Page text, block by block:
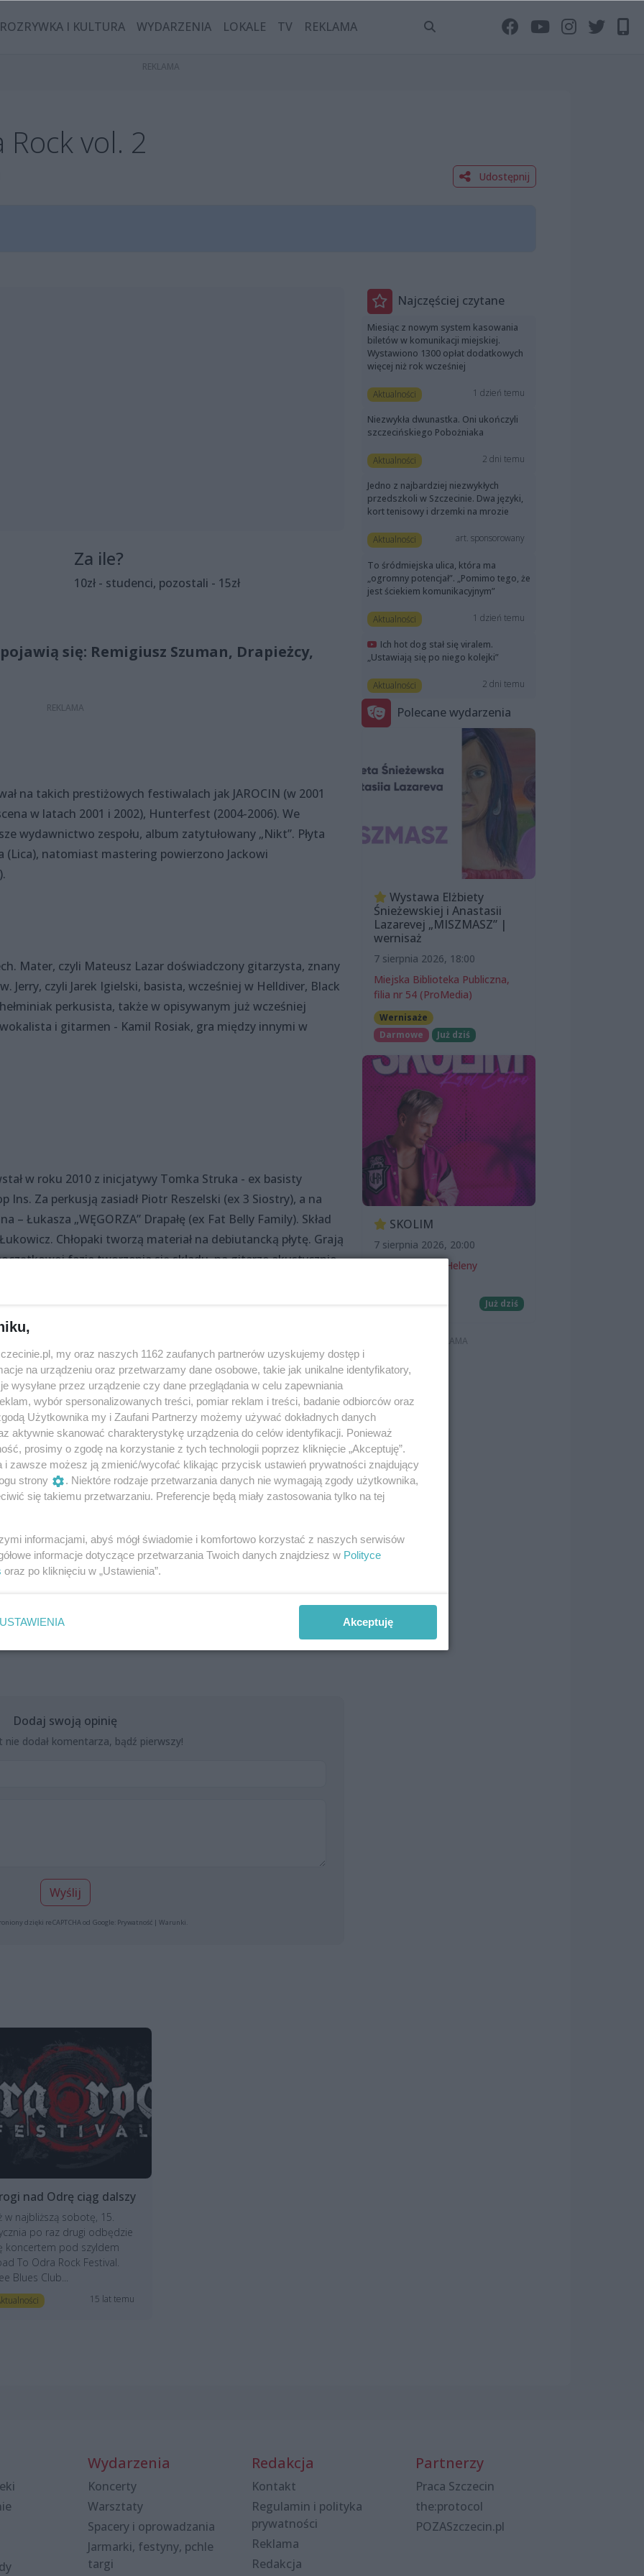
ROZRYWKA I KULTURA WYDARZENIA LOKALE TV REKLAMA
vol. 2
Udostępnij
Za ile?
10zł - studenci, pozostali - 15zł
się: Remigiusz Szuman, Drapieżcy,
na takich prestiżowych festiwalach jak JAROCIN (w 2001
w latach 2001 i 2002), Hunterfest (2004-2006). We
wydawnictwo zespołu, album zatytułowany „Nikt”. Płyta
(Lica), natomiast mastering powierzono Jackowi
Mater, czyli Mateusz Lazar doświadczony gitarzysta, znany
Jerry, czyli Jarek Igielski, basista, wcześniej w Helldiver, Black
perkusista, także w opisywanym już wcześniej
i gitarmen - Kamil Rosiak, gra między innymi w
w roku 2010 z inicjatywy Tomka Struka - ex basisty
Ins. Za perkusją zasiadł Piotr Reszelski (ex 3 Siostry), a na
Łukasza „WĘGORZA” Drapałę (ex Fat Belly Family). Skład
Chłopaki tworzą materiał na debiutancką płytę. Grają
fazie tworzenia się składu, na gitarze akustycznie
nazwy zespołu.
OPPA, laureat Grand Prix na festiwalu Piosenki
III miejsca na Festiwalu SMAK w Myśliborzu. Do swoich
w tak nietypowych dla wielu muzyków miejscach, jak ul.
Toruniu, tunel dworca głównego w Poznaniu czy hol
koncert został przerwany przez Służbę Ochrony Kolei.
Dodaj swoją opinię
nie dodał komentarza, bądź pierwszy!
Wyślij
dzięki reCAPTCHA od Google: Prywatność| Warunki
nad Odrę ciąg dalszy
w najbliższą sobotę, 15.
po raz drugi odbędzie
koncertem pod szyldem
To Odra Rock Festival.
Blues Club...
15 lat temu
Najczęściej czytane
Miesiąc z nowym system kasowania
biletów w komunikacji miejskiej.
Wystawiono 1300 opłat dodatkowych
więcej niż rok wcześniej
Aktualności 1 dzień temu
Niezwykła dwunastka. Oni ukończyli
szczecińskiego Pobożniaka
Aktualności 2 dni temu
Jedno z najbardziej niezwykłych
przedszkoli w Szczecinie. Dwa języki,
kort tenisowy i drzemki na mrozie
Aktualności art. sponsorowany
To śródmiejska ulica, która ma
„ogromny potencjał”. „Pomimo tego, że
jest ściekiem komunikacyjnym”
Aktualności 1 dzień temu
Ich hot dog stał się viralem.
„Ustawiają się po niego kolejki”
Aktualności 2 dni temu
Polecane wydarzenia
Wystawa Elżbiety
Śnieżewskiej i Anastasii
Lazarevej „MISZMASZ” |
wernisaż
7 sierpnia 2026, 18:00
Miejska Biblioteka Publiczna,
filia nr 54 (ProMedia)
Wernisaże
Darmowe
Już dziś
SKOLIM
7 sierpnia 2026, 20:00
Teatr Letni im. Heleny
Już dziś
Wydarzenia
Koncerty
Warsztaty
Spacery i oprowadzania
Jarmarki, festyny, pchle
targi
Redakcja
Kontakt
Regulamin i polityka
prywatności
Reklama
Redakcja
Partnerzy
Praca Szczecin
the:protocol
POZASzczecin.pl
my oraz naszych 1162 zaufanych partnerów uzyskujemy dostęp i
na urządzeniu oraz przetwarzamy dane osobowe, takie jak unikalne identyfikatory,
wysyłane przez urządzenie czy dane przeglądania w celu zapewniania
wybór spersonalizowanych treści, pomiar reklam i treści, badanie odbiorców oraz
Użytkownika my i Zaufani Partnerzy możemy używać dokładnych danych
aktywnie skanować charakterystykę urządzenia do celów identyfikacji. Ponieważ
prosimy o zgodę na korzystanie z tych technologii poprzez kliknięcie „Akceptuję”.
i zawsze możesz ją zmienić/wycofać klikając przycisk ustawień prywatności znajdujący
strony
. Niektóre rodzaje przetwarzania danych nie wymagają zgody użytkownika,
się takiemu przetwarzaniu. Preferencje będą miały zastosowania tylko na tej
informacjami, abyś mógł świadomie i komfortowo korzystać z naszych serwisów
informacje dotyczące przetwarzania Twoich danych znajdziesz w Polityce
oraz po kliknięciu w „Ustawienia”.
USTAWIENIA Akceptuję